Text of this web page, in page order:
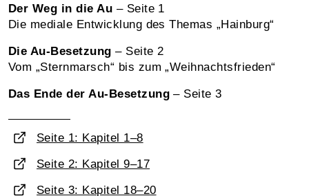
Der Weg in die Au – Seite 1
Die mediale Entwicklung des Themas „Hainburg“
Die Au-Besetzung– Seite 2
Vom „Sternmarsch“ bis zum „Weihnachtsfrieden“
Das Ende der Au-Besetzung– Seite 3
Seite 1: Kapitel 1–8
Seite 2: Kapitel 9–17
Seite 3: Kapitel 18–20